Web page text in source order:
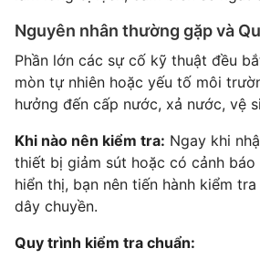
Nguyên nhân thường gặp và
Phần lớn các sự cố kỹ thuật đều
mòn tự nhiên hoặc yếu tố môi
hưởng đến cấp nước, xả nước, vệ
Khi nào nên kiểm tra: Ngay khi
thiết bị giảm sút hoặc có cảnh báo
hiển thị, bạn nên tiến hành kiểm
dây chuyền.
Quy trình kiểm tra chuẩn: